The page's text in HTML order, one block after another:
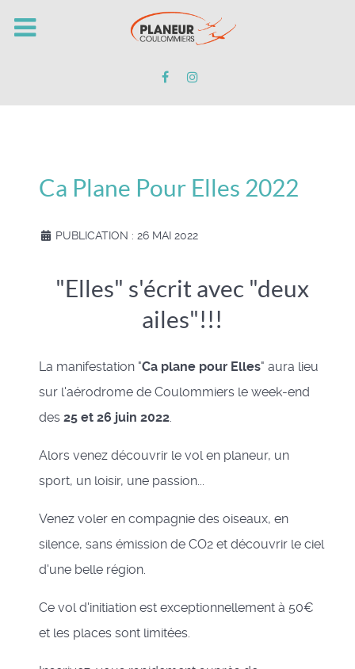
Ca Plane Pour Elles 2022
PUBLICATION : 26 MAI 2022
"Elles" s'écrit avec "deux
ailes"!!!
La manifestation "Ca plane pour Elles" aura lieu
sur l'aérodrome de Coulommiers le week-end
des 25 et 26 juin 2022.
Alors venez découvrir le vol en planeur, un
sport, un loisir, une passion...
Venez voler en compagnie des oiseaux, en
silence, sans émission de CO2 et découvrir le ciel
d'une belle région.
Ce vol d'initiation est exceptionnellement à 50€
et les places sont limitées.